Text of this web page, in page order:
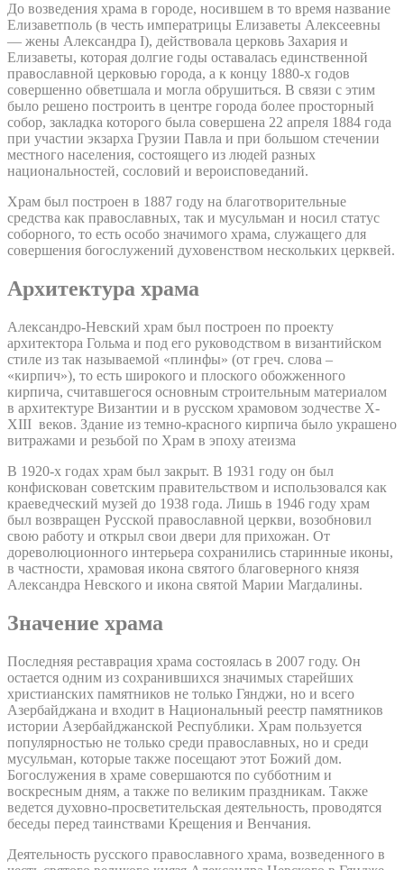
До возведения храма в городе, носившем в то время название
Елизаветполь (в честь императрицы Елизаветы Алексеевны
— жены Александра I), действовала церковь Захария и
Елизаветы, которая долгие годы оставалась единственной
православной церковью города, а к концу 1880-х годов
совершенно обветшала и могла обрушиться. В связи с этим
было решено построить в центре города более просторный
собор, закладка которого была совершена 22 апреля 1884 года
при участии экзарха Грузии Павла и при большом стечении
местного населения, состоящего из людей разных
национальностей, сословий и вероисповеданий.
Храм был построен в 1887 году на благотворительные
средства как православных, так и мусульман и носил статус
соборного, то есть особо значимого храма, служащего для
совершения богослужений духовенством нескольких церквей.
Архитектура храма
Александро-Невский храм был построен по проекту
архитектора Гольма и под его руководством в византийском
стиле из так называемой «плинфы» (от греч. слова –
«кирпич»), то есть широкого и плоского обожженного
кирпича, считавшегося основным строительным материалом
в архитектуре Византии и в русском храмовом зодчестве X-
XIII веков. Здание из темно-красного кирпича было украшено
витражами и резьбой по Храм в эпоху атеизма
В 1920-х годах храм был закрыт. В 1931 году он был
конфискован советским правительством и использовался как
краеведческий музей до 1938 года. Лишь в 1946 году храм
был возвращен Русской православной церкви, возобновил
свою работу и открыл свои двери для прихожан. От
дореволюционного интерьера сохранились старинные иконы,
в частности, храмовая икона святого благоверного князя
Александра Невского и икона святой Марии Магдалины.
Значение храма
Последняя реставрация храма состоялась в 2007 году. Он
остается одним из сохранившихся значимых старейших
христианских памятников не только Гянджи, но и всего
Азербайджана и входит в Национальный реестр памятников
истории Азербайджанской Республики. Храм пользуется
популярностью не только среди православных, но и среди
мусульман, которые также посещают этот Божий дом.
Богослужения в храме совершаются по субботним и
воскресным дням, а также по великим праздникам. Также
ведется духовно-просветительская деятельность, проводятся
беседы перед таинствами Крещения и Венчания.
Деятельность русского православного храма, возведенного в